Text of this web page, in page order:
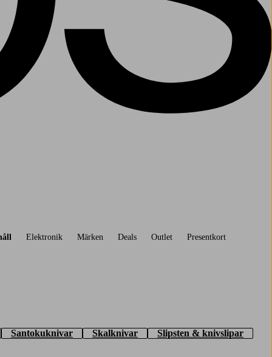
Elektronik Märken Deals Outlet Presentkort
Santokuknivar Skalknivar Slipsten & knivslipar